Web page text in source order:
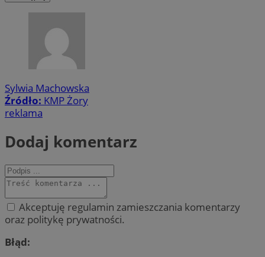
Sylwia Machowska
Źródło: KMP Żory
reklama
Dodaj komentarz
Akceptuję regulamin zamieszczania komentarzy
oraz politykę prywatności.
Błąd: